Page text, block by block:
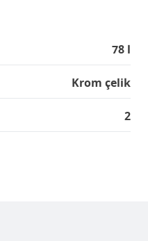
78 l
Krom çelik
2